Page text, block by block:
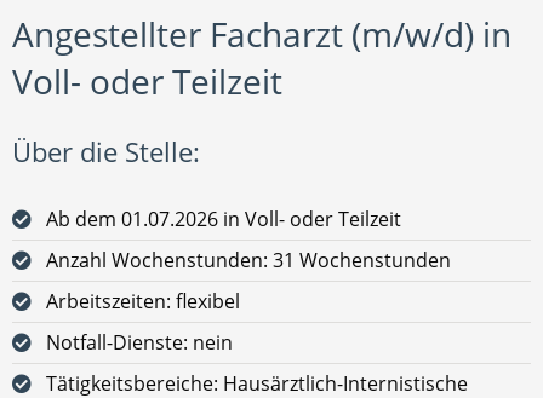
Angestellter Facharzt (m/w/d) in
Voll- oder Teilzeit
Über die Stelle:
Ab dem 01.07.2026 in Voll- oder Teilzeit
Anzahl Wochenstunden: 31 Wochenstunden
Arbeitszeiten: flexibel
Notfall-Dienste: nein
Tätigkeitsbereiche: Hausärztlich-Internistische